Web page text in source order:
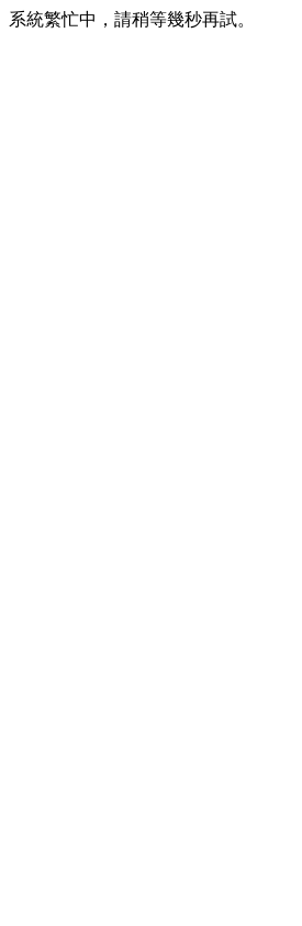
系統繁忙中，請稍等幾秒再試。